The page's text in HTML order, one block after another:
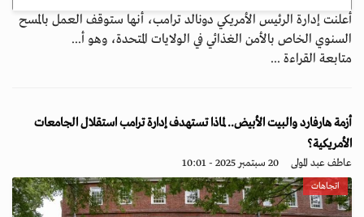
أعلنت إدارة الرئيس الأمريكي دونالد ترامب، أنها ستوقف العمل بالمسح
السنوي الخاص بالأمن الغذائي في الولايات المتحدة، وهو أ...
متابعة القراءة ...
أزمة هارفارد والبيت الأبيض.. لماذا تستهدف إدارة ترامب استقلال الجامعات
الأمريكية؟
عاطف عبد المولى 20 سبتمبر 2025 - 10:01
اتجاهات